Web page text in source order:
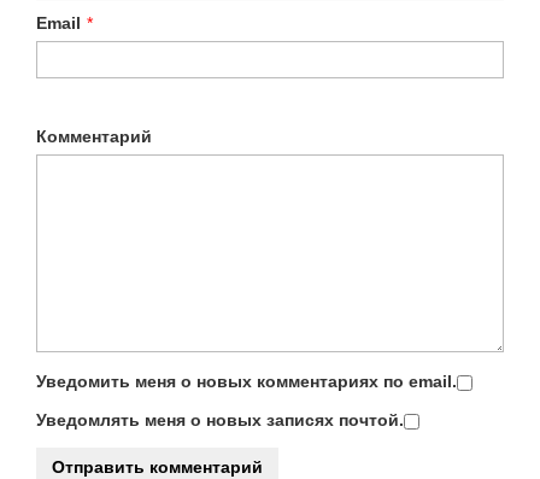
Email *
Комментарий
Уведомить меня о новых комментариях по email.
Уведомлять меня о новых записях почтой.